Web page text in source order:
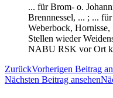
... für Brom- o.
Brennnessel, ... ; ...
Weberbock,
Stellen wieder
NABU RSK vor Ort
ZurückVorherigen Beitrag
Nächsten Beitrag ansehen